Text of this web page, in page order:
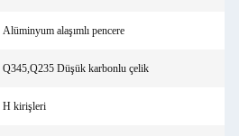
Alüminyum alaşımlı pencere
Q345,Q235 Düşük karbonlu çelik
H kirişleri